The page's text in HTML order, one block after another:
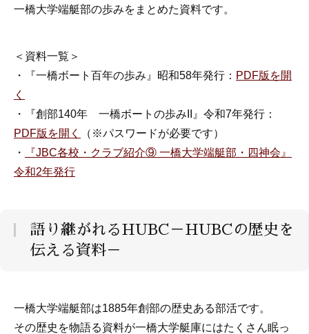
一橋大学端艇部の歩みをまとめた資料です。
＜資料一覧＞
・『一橋ボート百年の歩み』昭和58年発行： PDF版を開
く
・『創部140年 一橋ボートの歩みII』令和7年発行：
PDF版を開く
（※パスワードが必要です）
・
『JBC各校・クラブ紹介⑨ 一橋大学端艇部・四神会』
令和2年発行
語り継がれるHUBC－HUBCの歴史を
伝える資料－
一橋大学端艇部は1885年創部の歴史ある部活です。
その歴史を物語る資料が一橋大学艇庫にはたくさん眠っ